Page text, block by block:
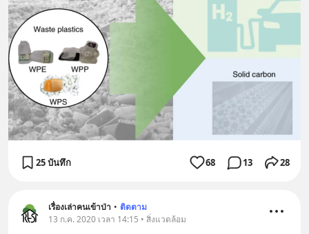
25 บันทึก 68 13 28
เรื่องเล่าคนเข้าป่า • ติดตาม
13 ก.ค. 2020 เวลา 14:15 • สิ่งแวดล้อม